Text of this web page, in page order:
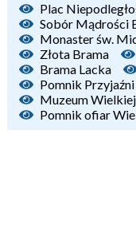
Plac
Sobór Mądrości
Monaster św.
Złota Brama
Brama Lacka
Pomnik
Muzeum
Pomnik ofiar